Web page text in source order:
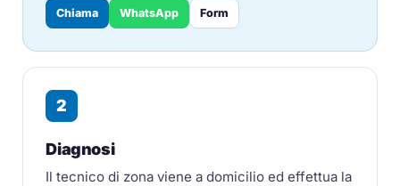
Chiama WhatsApp Form
2
Diagnosi
Il tecnico di zona viene a domicilio ed effettua la